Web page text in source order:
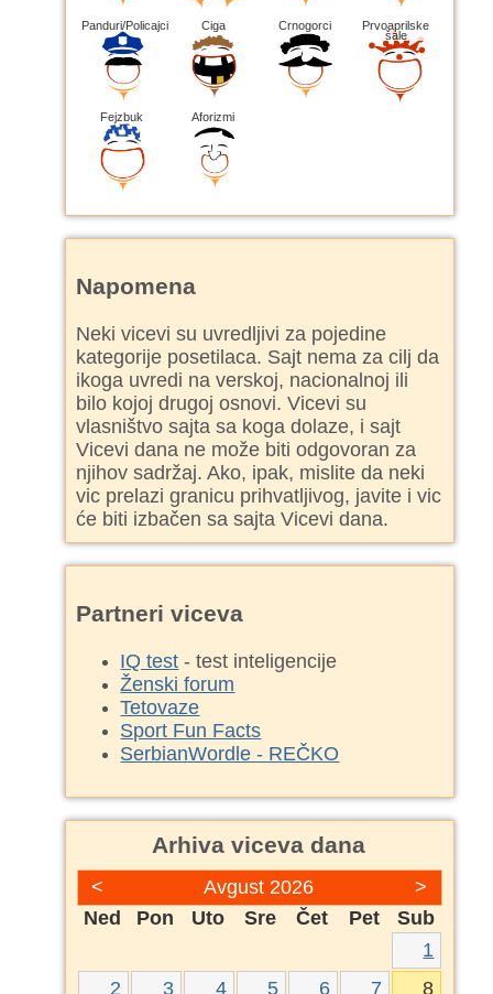
Panduri/Policajci Ciga Crnogorci Prvoaprilske
šale
Fejzbuk Aforizmi
Napomena
Neki vicevi su uvredljivi za pojedine
kategorije posetilaca. Sajt nema za cilj da
ikoga uvredi na verskoj, nacionalnoj ili
bilo kojoj drugoj osnovi. Vicevi su
vlasništvo sajta sa koga dolaze, i sajt
Vicevi dana ne može biti odgovoran za
njihov sadržaj. Ako, ipak, mislite da neki
vic prelazi granicu prihvatljivog, javite i vic
će biti izbačen sa sajta Vicevi dana.
Partneri viceva
IQ test - test inteligencije
Ženski forum
Tetovaze
Sport Fun Facts
SerbianWordle - REČKO
Arhiva viceva dana
< >
Avgust 2026
Ned
Pon Uto Sre Čet Pet
Sub
1
2
3 4 5 6 7 8